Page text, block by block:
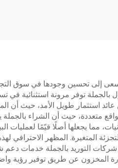
تسعى إلى تحسين وجودها في سوق
بالجملة توفر مرونة استثنائية
طويل الأمد، حيث أن المواد
متعددة، حيث أن الشراء
يجعلها أصلًا قيّمًا لعمليات
المتغيرة. المظهر الاحترافي
التوريد بالجملة خدمات دعم
المخزون عن طريق توفير رؤية